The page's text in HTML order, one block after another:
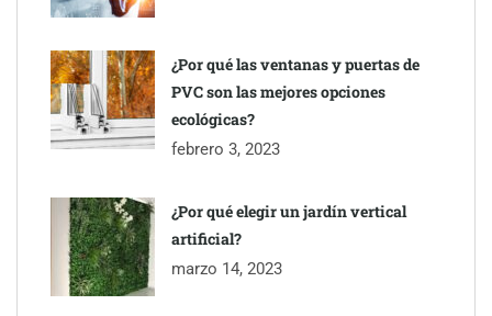
¿Por qué las ventanas y puertas de
PVC son las mejores opciones
ecológicas?
febrero 3, 2023
¿Por qué elegir un jardín vertical
artificial?
marzo 14, 2023